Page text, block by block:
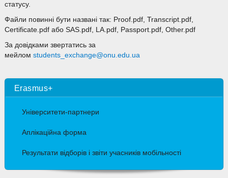
статусу.
Файли повинні бути названі так: Proof.pdf, Transcript.pdf,
Certificate.pdf або SAS.pdf, LA.pdf, Passport.pdf, Other.pdf
За довідками звертатись за
мейлом students_exchange@onu.edu.ua
Erasmus+
Університети-партнери
Аплікаційна форма
Результати відборів і звіти учасників мобільності